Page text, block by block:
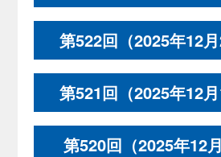
第522回（2025年12月
第521回（2025年12月
第520回（2025年12